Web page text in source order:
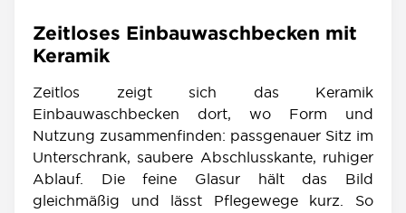
Zeitloses Einbauwaschbecken mit
Keramik
Zeitlos zeigt sich das Keramik
Einbauwaschbecken dort, wo Form und
Nutzung zusammenfinden: passgenauer Sitz im
Unterschrank, saubere Abschlusskante, ruhiger
Ablauf. Die feine Glasur hält das Bild
gleichmäßig und lässt Pflegewege kurz. So